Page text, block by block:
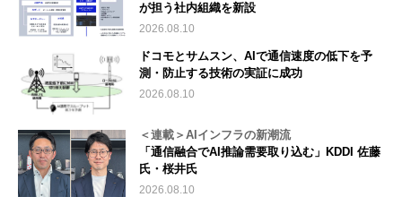
が担う社内組織を新設
2026.08.10
ドコモとサムスン、AIで通信速度の低下を予
測・防止する技術の実証に成功
2026.08.10
＜連載＞AIインフラの新潮流
「通信融合でAI推論需要取り込む」KDDI 佐藤
氏・桜井氏
2026.08.10